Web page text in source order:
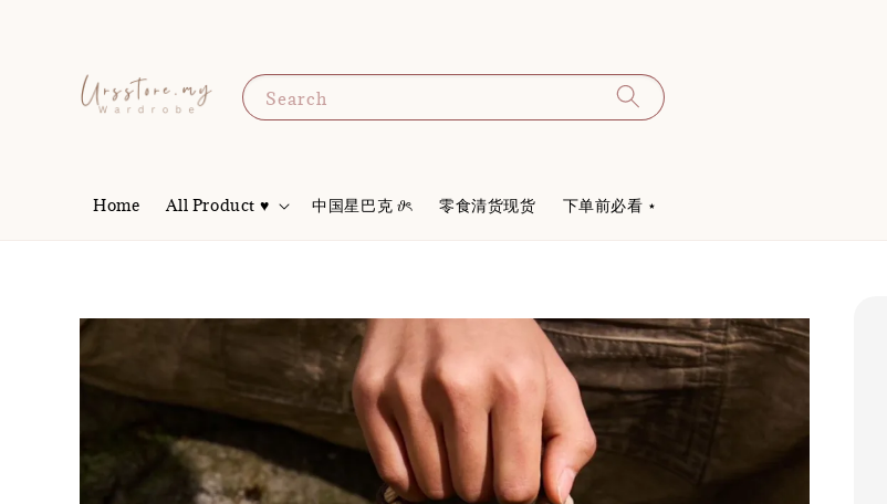
Search
Home All Product ♥ 中国星巴克 𝜗ৎ 零食清货现货 下单前必看 ⋆